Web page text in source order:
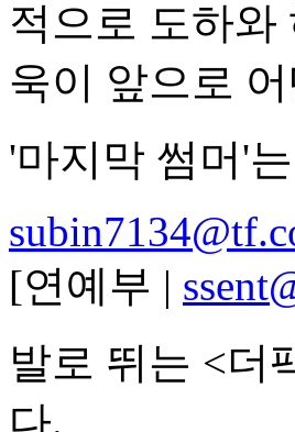
적으로 도하와
욱이 앞으로
'마지막 썸머'
[연예부 |
발로 뛰는 <더
다.